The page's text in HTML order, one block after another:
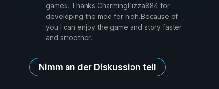
games. Thanks CharmingPizza884 for
developing the mod for nioh.Because of
you I can enjoy the game and story faster
and smoother.
Nimm an der Diskussion teil